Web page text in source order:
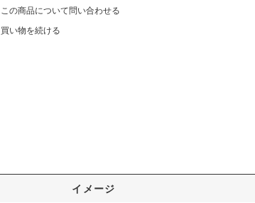
この商品について問い合わせる
買い物を続ける
イメージ